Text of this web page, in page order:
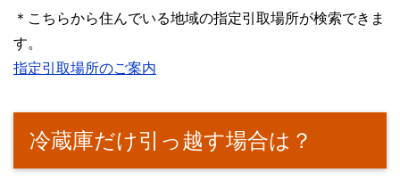
＊こちらから住んでいる地域の指定引取場所が検索できま
す。
指定引取場所のご案内
冷蔵庫だけ引っ越す場合は？